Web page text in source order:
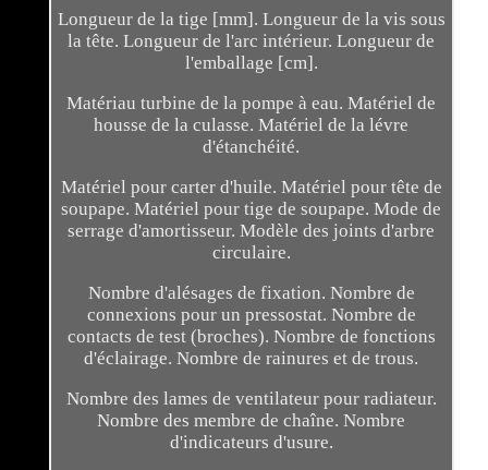
Longueur de la tige [mm]. Longueur de la vis sous
la tête. Longueur de l'arc intérieur. Longueur de
l'emballage [cm].
Matériau turbine de la pompe à eau. Matériel de
housse de la culasse. Matériel de la lévre
d'étanchéité.
Matériel pour carter d'huile. Matériel pour tête de
soupape. Matériel pour tige de soupape. Mode de
serrage d'amortisseur. Modèle des joints d'arbre
circulaire.
Nombre d'alésages de fixation. Nombre de
connexions pour un pressostat. Nombre de
contacts de test (broches). Nombre de fonctions
d'éclairage. Nombre de rainures et de trous.
Nombre des lames de ventilateur pour radiateur.
Nombre des membre de chaîne. Nombre
d'indicateurs d'usure.